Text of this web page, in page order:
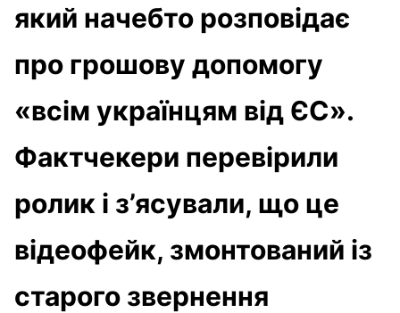
який начебто розповідає
про грошову допомогу
«всім українцям від ЄС».
Фактчекери перевірили
ролик і з’ясували, що це
відеофейк, змонтований із
старого звернення